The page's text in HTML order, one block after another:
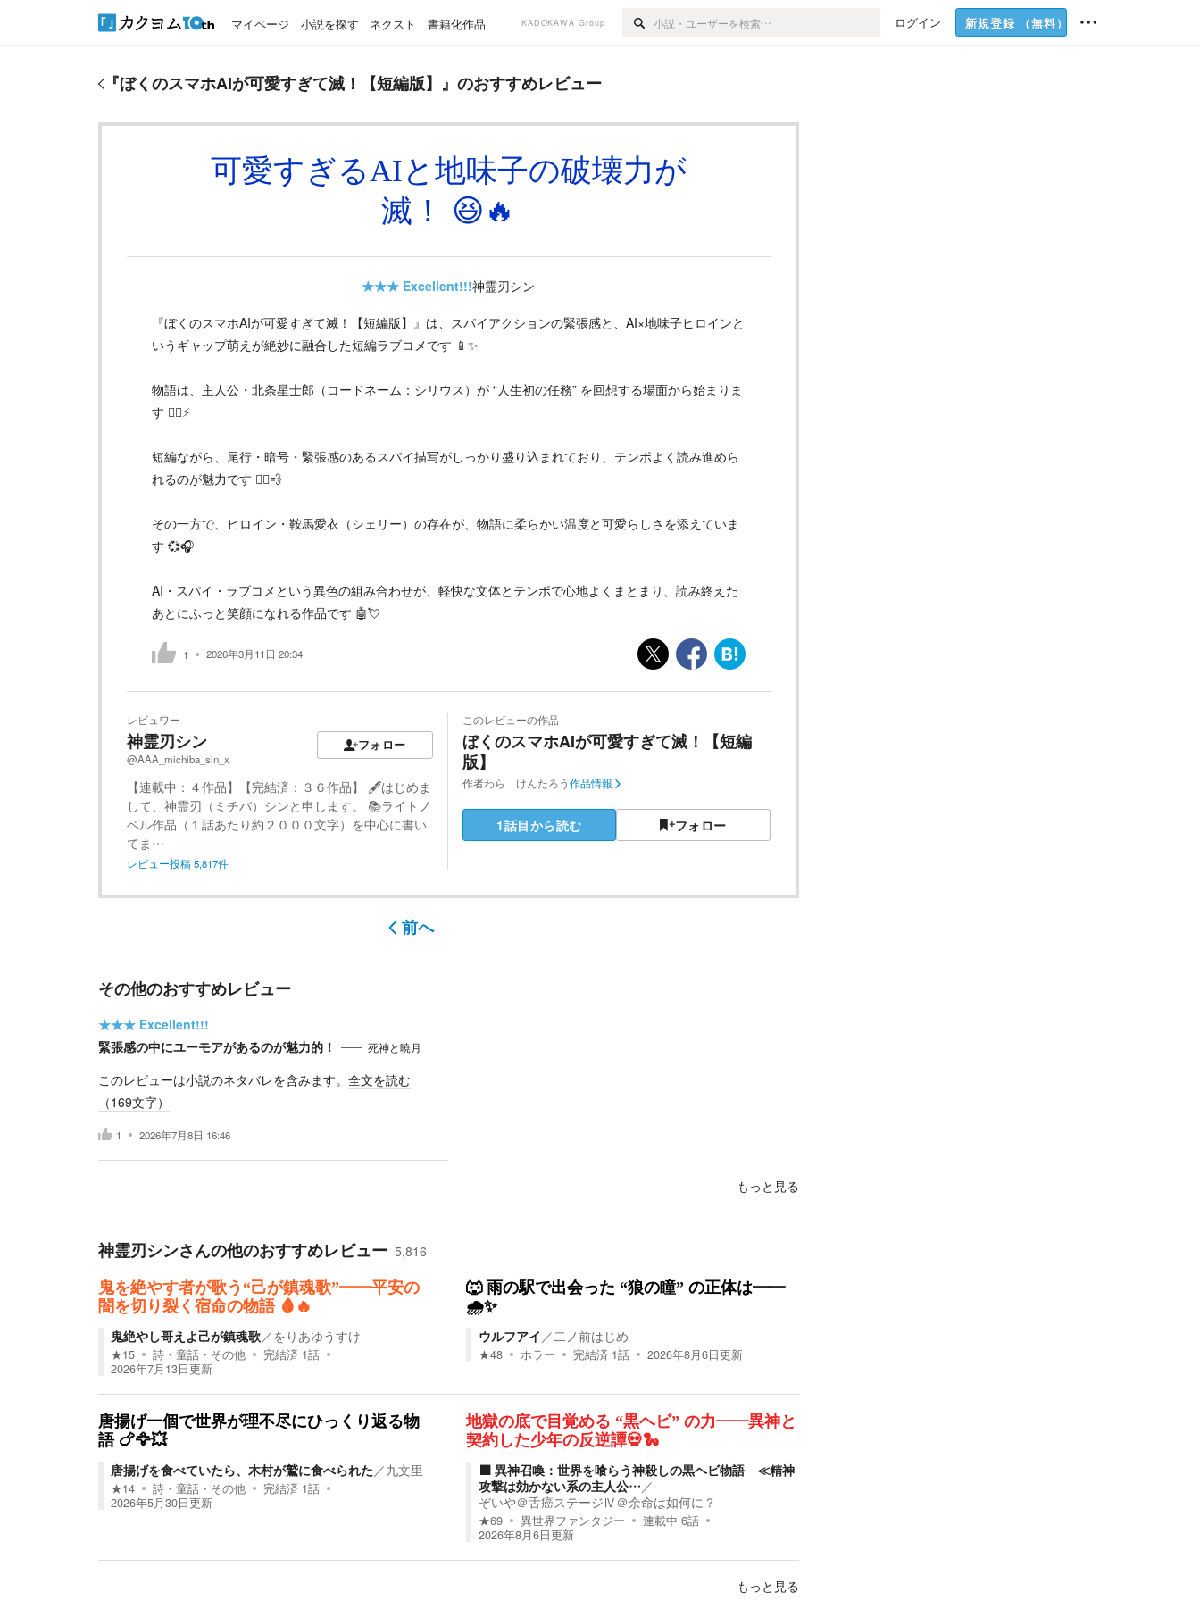
マイページ 小説を探す ネクスト 書籍化作品 KADOKAWA Group ログイン 新規登録 （無料）
『ぼくのスマホAIが可愛すぎて滅！【短編版】 』のおすすめレビュー
可愛すぎるAIと地味子の破壊力が
滅！ 😆🔥
★★★ Excellent!!!神霊刃シン
『ぼくのスマホAIが可愛すぎて滅！【短編版】』は、スパイアクションの緊張感と、AI×地味子ヒロインと
いうギャップ萌えが絶妙に融合した短編ラブコメです 📱✨
物語は、主人公・北条星士郎（コードネーム：シリウス）が “人生初の任務” を回想する場面から始まりま
す 🕵️‍♂️⚡
短編ながら、尾行・暗号・緊張感のあるスパイ描写がしっかり盛り込まれており、テンポよく読み進めら
れるのが魅力です 🚶‍♂️💨
その一方で、ヒロイン・鞍馬愛衣（シェリー）の存在が、物語に柔らかい温度と可愛らしさを添えていま
す 💞🎧
AI・スパイ・ラブコメという異色の組み合わせが、軽快な文体とテンポで心地よくまとまり、読み終えた
あとにふっと笑顔になれる作品です 🤖💘
1 2026年3月11日 20:34
レビュワー
神霊刃シン
@AAA_michiba_sin_x
フォロー
【連載中：４作品】【完結済：３６作品】 🖋️はじめま
して、神霊刃（ミチバ）シンと申します。 📚ライトノ
ベル作品（１話あたり約２０００文字）を中心に書い
てま…
レビュー投稿5,817件
このレビューの作品
ぼくのスマホAIが可愛すぎて滅！【短編
版】
作者わら けんたろう作品情報
1話目から読む フォロー
前へ
その他のおすすめレビュー
★★★ Excellent!!!
緊張感の中にユーモアがあるのが魅力的！
死神と暁月
このレビューは小説のネタバレを含みます。 全文を読む
（169文字）
1 2026年7月8日 16:46
もっと見る
神霊刃シンさんの他のおすすめレビュー 5,816
鬼を絶やす者が歌う“己が鎮魂歌”――平安の
闇を切り裂く宿命の物語 🩸🔥
鬼絶やし哥えよ己が鎮魂歌／をりあゆうすけ
★15 詩・童話・その他 完結済 1話
2026年7月13日更新
🐺 雨の駅で出会った “狼の瞳” の正体は――
🌧️✨
ウルフアイ ／二ノ前はじめ
★48 ホラー 完結済 1話 2026年8月6日更新
唐揚げ一個で世界が理不尽にひっくり返る物
語 🍗🦅💥
唐揚げを食べていたら、木村が鷲に食べられた／九文里
★14 詩・童話・その他 完結済 1話
2026年5月30日更新
地獄の底で目覚める “黒ヘビ” の力――異神と
契約した少年の反逆譚💀🐍
⬛️ 異神召喚：世界を喰らう神殺しの黒ヘビ物語 ≪精神
攻撃は効かない系の主人公…／
ぞいや＠舌癌ステージⅣ＠余命は如何に？
★69 異世界ファンタジー 連載中 6話
2026年8月6日更新
もっと見る